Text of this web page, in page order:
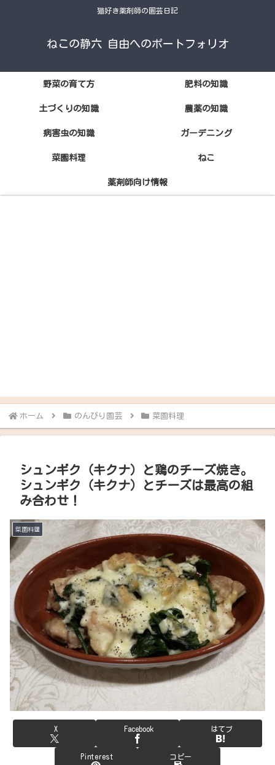
猫好き薬剤師の園芸日記
ねこの静六 自由へのポートフォリオ
野菜の育て方 肥料の知識
土づくりの知識 農薬の知識
病害虫の知識 ガーデニング
菜園料理 ねこ
薬剤師向け情報
ホーム のんびり園芸 菜園料理
シュンギク（キクナ）と鶏のチーズ焼き。
シュンギク（キクナ）とチーズは最高の組
み合わせ！
菜園料理
X Facebook はてブ
Pinterest コピー